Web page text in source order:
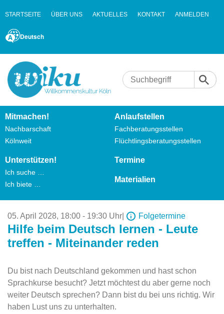
STARTSEITE ÜBER UNS AKTUELLES KONTAKT ANMELDEN
Deutsch
Mitmachen!
Nachbarschaft
Kölnweit
Anlaufstellen
Fachberatungsstellen
Flüchtlingsberatungsstellen
Unterstützen!
Ich suche …
Ich biete …
Termine
Materialien
05. April 2028, 18:00 - 19:30 Uhr Folgetermine
Hilfe beim Deutsch lernen - Leute
treffen - Miteinander reden
Du bist nach Deutschland gekommen und hast schon
Sprachkurse besucht? Jetzt möchtest du aber gerne noch
weiter Deutsch sprechen? Dann bist du bei uns richtig. Wir
haben Lust uns zu unterhalten.